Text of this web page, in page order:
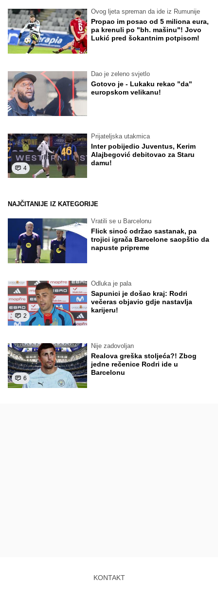
Ovog ljeta spreman da ide iz Rumunije
Propao im posao od 5 miliona eura,
pa krenuli po "bh. mašinu"! Jovo
Lukić pred šokantnim potpisom!
Dao je zeleno svjetlo
Gotovo je - Lukaku rekao "da"
europskom velikanu!
4
Prijateljska utakmica
Inter pobijedio Juventus, Kerim
Alajbegović debitovao za Staru
damu!
NAJČITANIJE IZ KATEGORIJE
Vratili se u Barcelonu
Flick sinoć održao sastanak, pa
trojici igrača Barcelone saopštio da
napuste pripreme
2
Odluka je pala
Sapunici je došao kraj: Rodri
večeras objavio gdje nastavlja
karijeru!
6
Nije zadovoljan
Realova greška stoljeća?! Zbog
jedne rečenice Rodri ide u
Barcelonu
KONTAKT